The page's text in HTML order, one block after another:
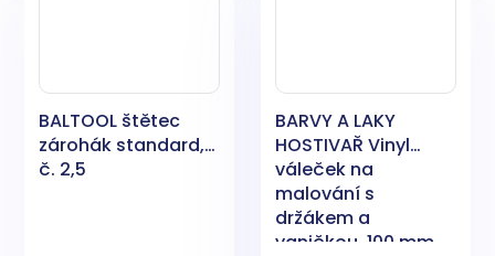
BALTOOL štětec
zárohák standard,
č. 2,5
BARVY A LAKY
HOSTIVAŘ Vinyl
váleček na
malování s
držákem a
vaničkou, 100 mm